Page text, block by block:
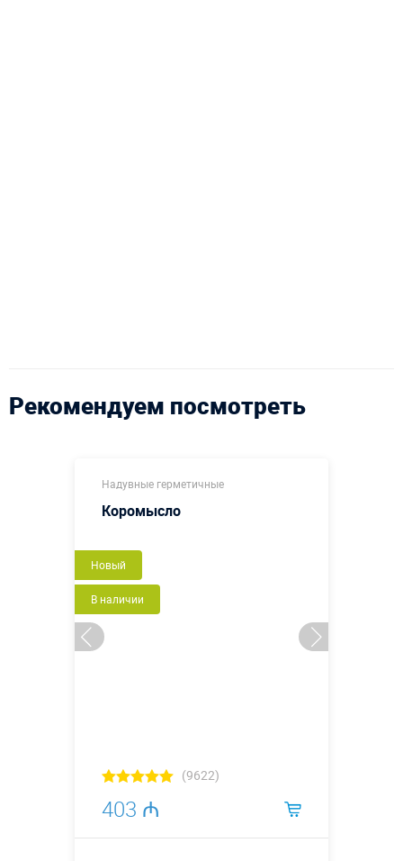
Рекомендуем посмотреть
Надувные герметичные
Коромысло
Новый
В наличии
(9622)
403 ₼